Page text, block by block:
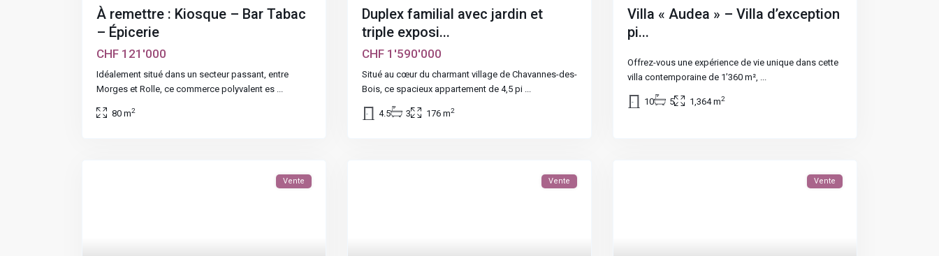
À remettre : Kiosque – Bar Tabac
– Épicerie
CHF 121'000
Idéalement situé dans un secteur passant, entre
Morges et Rolle, ce commerce polyvalent es ...
80 m2
Duplex familial avec jardin et
triple exposi...
CHF 1'590'000
Situé au cœur du charmant village de Chavannes-des-
Bois, ce spacieux appartement de 4,5 pi ...
4.5 3 176 m2
Villa « Audea » – Villa d’exception
pi...
Offrez-vous une expérience de vie unique dans cette
villa contemporaine de 1’360 m², ...
10 5 1,364 m2
Vente Vente Vente